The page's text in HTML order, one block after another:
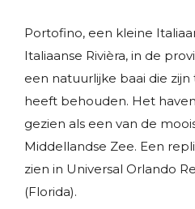
Portofino, een kleine
Italiaanse Rivièra, in de
een natuurlijke baai die
heeft behouden. Het
gezien als een van de
Middellandse Zee. Een
zien in Universal Orlando
(Florida).